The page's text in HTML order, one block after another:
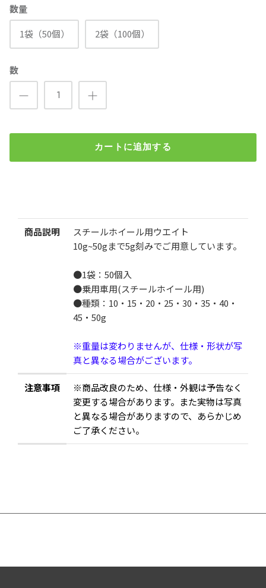
数量
1袋（50個） 2袋（100個）
数
カートに追加する
2袋（100個）
カートに追加する
検索
商品説明
スチールホイール用ウエイト
10g~50gまで5g刻みでご用意しています。
●1袋：50個入
●乗用車用(スチールホイール用)
●種類：10・15・20・25・30・35・40・
45・50g
※重量は変わりませんが、仕様・形状が写
真と異なる場合がございます。
注意事項
※商品改良のため、仕様・外観は予告なく
変更する場合があります。また実物は写真
と異なる場合がありますので、あらかじめ
ご了承ください。